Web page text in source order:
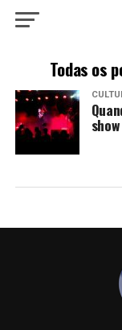
Todas os